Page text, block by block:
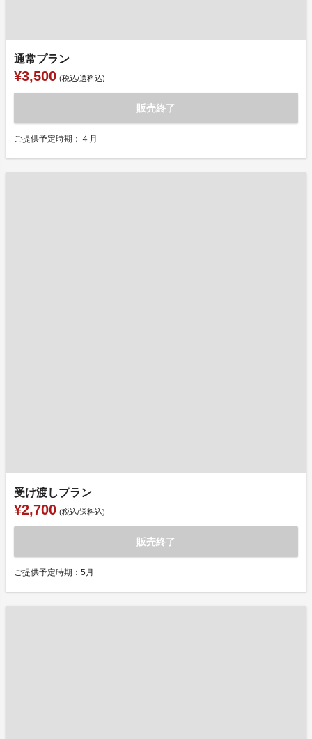
通常プラン
¥3,500 (税込/送料込)
販売終了
ご提供予定時期：４月
受け渡しプラン
¥2,700 (税込/送料込)
販売終了
ご提供予定時期：5月